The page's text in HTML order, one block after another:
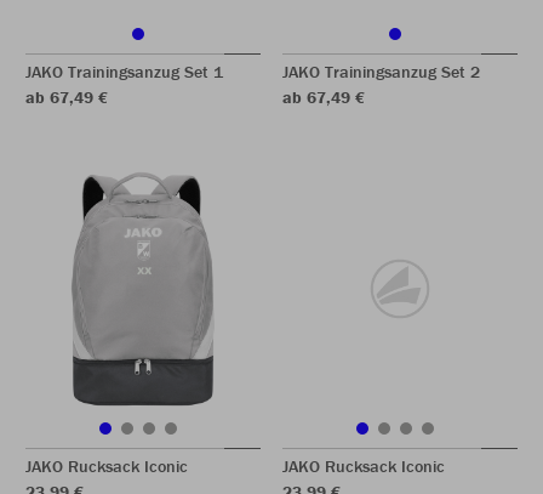
JAKO Trainingsanzug Set 1
ab 67,49 €
JAKO Trainingsanzug Set 2
ab 67,49 €
JAKO Rucksack Iconic
JAKO Rucksack Iconic